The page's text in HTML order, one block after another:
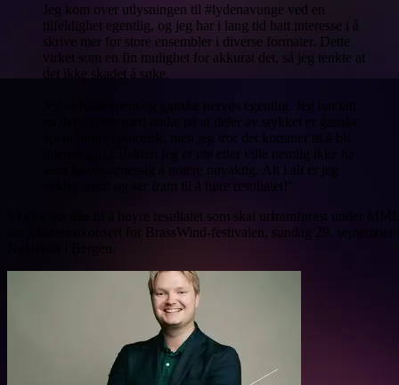
Jeg kom over utlysningen til #lydenavunge ved en
tilfeldighet egentlig, og jeg har i lang tid hatt interesse i å
skrive mer for store ensembler i diverse formater. Dette
virket som en fin mulighet for akkurat det, så jeg tenkte at
det ikke skadet å søke.
Jeg er både spent og ganske nervøs egentlig. Jeg har tatt
en del sjanser med tanke på at deler av stykket er ganske
åpent/improvisatorisk, men jeg tror det kommer til å bli
interessant! Effekten jeg er ute etter ville nemlig ikke ha
vært hensiktsmessig å notere nøyaktig. Alt i alt er jeg
veldig spent og ser fram til å høre resultatet!"
Vi gler oss alle til å høyre resultatet som skal urframførast under MML
sin jubileumskonsert for BrassWind-festivalen, sundag 29. september